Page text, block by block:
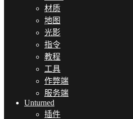
材质
地图
光影
指令
教程
工具
作弊端
服务端
Unturned
插件